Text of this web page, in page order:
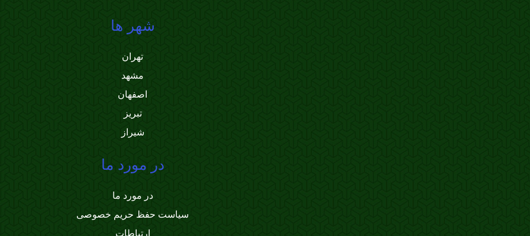
شهر ها
تهران
مشهد
اصفهان
تبریز
شیراز
در مورد ما
در مورد ما
سیاست حفظ حریم خصوصی
ارتباطات